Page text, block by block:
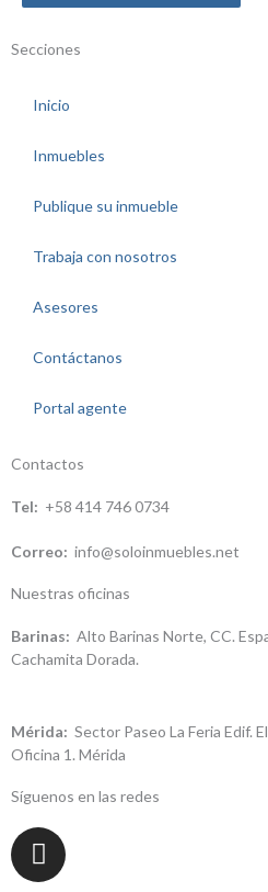
Secciones
Inicio
Inmuebles
Publique su inmueble
Trabaja con nosotros
Asesores
Contáctanos
Portal agente
Contactos
Tel: +58 414 746 0734
Correo: info@soloinmuebles.net
Nuestras oficinas
Barinas: Alto Barinas Norte, CC.
Cachamita Dorada.
Mérida: Sector Paseo La Feria Edif.
Oficina 1. Mérida
Síguenos en las redes
I
n